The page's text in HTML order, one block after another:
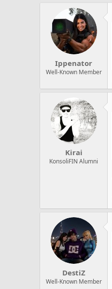
Ippenator
Well-Known Member
Kirai
KonsoliFIN Alumni
DestiZ
Well-Known Member